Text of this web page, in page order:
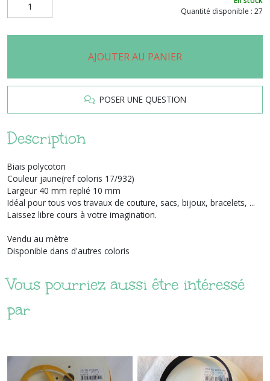
Quantité disponible : 27
AJOUTER AU PANIER
POSER UNE QUESTION
Description
Biais polycoton
Couleur jaune(ref coloris 17/932)
Largeur 40 mm replié 10 mm
Idéal pour tous vos travaux de couture, sacs, bijoux, bracelets, ...
Laissez libre cours à votre imagination.
Vendu au mètre
Disponible dans d'autres coloris
Vous pourriez aussi être intéressé
par